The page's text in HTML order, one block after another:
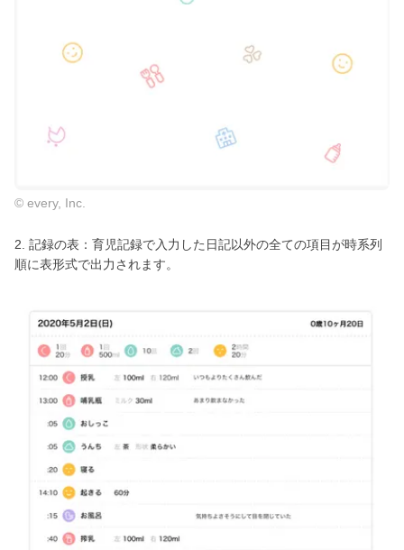
© every, Inc.
2. 記録の表：育児記録で入力した日記以外の全ての項目が時系列
順に表形式で出力されます。